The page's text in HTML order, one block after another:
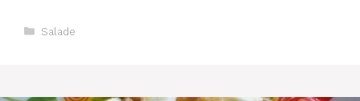
Catégories
Salade